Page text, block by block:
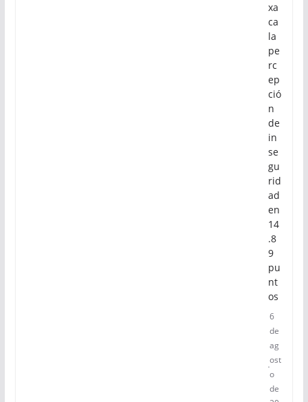
xa
ca
la
pe
rc
ep
ció
n
de
in
se
gu
rid
ad
en
14
.8
9
pu
nt
os
6
de
ag
ost
o
de